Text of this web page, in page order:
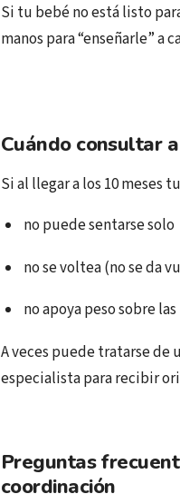
Si tu bebé no está listo
manos para “enseñarle” a
Cuándo consultar
Si al llegar a los 10 meses
no puede sentarse solo
no se voltea (no se da
no apoya peso sobre
A veces puede tratarse de
especialista para recibir
Preguntas
coordinación